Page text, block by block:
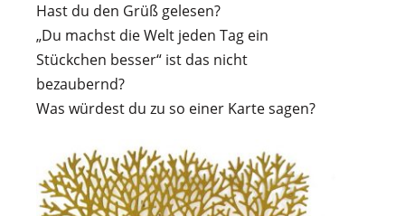
Hast du den Grüß gelesen?
„Du machst die Welt jeden Tag ein
Stückchen besser“ ist das nicht
bezaubernd?
Was würdest du zu so einer Karte sagen?